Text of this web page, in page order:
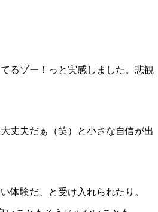
るゾー！っと実感しました。悲観
丈夫だぁ（笑）と小さな自信が出
体験だ、と受け入れられたり。